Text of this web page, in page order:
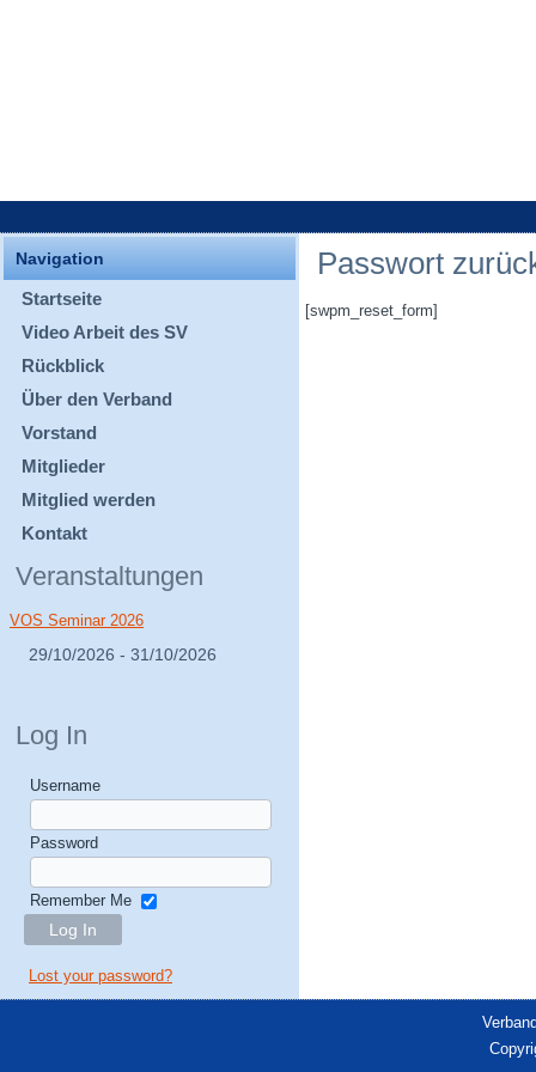
Navigation
Startseite
Video Arbeit des SV
Rückblick
Über den Verband
Vorstand
Mitglieder
Mitglied werden
Kontakt
Veranstaltungen
VOS Seminar 2026
29/10/2026 - 31/10/2026
Log In
Username
Password
Remember Me
Lost your password?
Passwort
[swpm_reset_form]